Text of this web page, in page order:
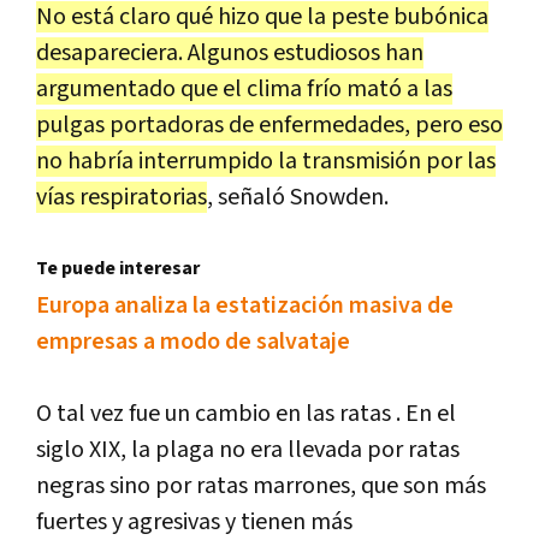
No está claro qué hizo que la peste bubónica
desapareciera. Algunos estudiosos han
argumentado que el clima frío mató a las
pulgas portadoras de enfermedades, pero eso
no habría interrumpido la transmisión por las
vías respiratorias, señaló Snowden.
Te puede interesar
Europa analiza la estatización masiva de
empresas a modo de salvataje
O tal vez fue un cambio en las ratas . En el
siglo XIX, la plaga no era llevada por ratas
negras sino por ratas marrones, que son más
fuertes y agresivas y tienen más